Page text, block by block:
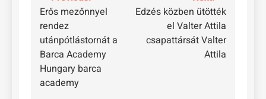
navigáció
Erős mezőnnyel
rendez
utánpótlástornát a
Barca Academy
Hungary barca
academy
Edzés közben ütötték
el Valter Attila
csapattársát Valter
Attila